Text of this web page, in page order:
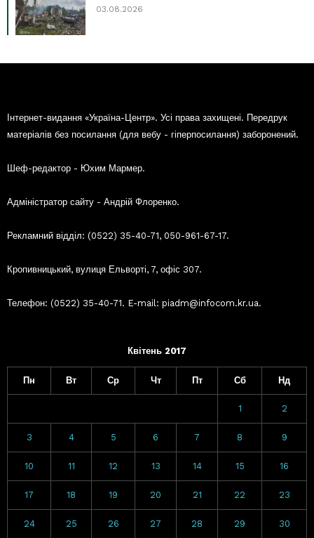
03.08.2026
Інтернет-видання «Україна-Центр». Усі права захищені. Передрук
матеріалів без посилання (для вебу - гіперпосилання) заборонений.
Шеф-редактор - Юхим Мармер.
Адміністратор сайту - Андрій Флоренко.
Рекламний відділ: (0522) 35-40-71, 050-961-67-17.
Кропивницький, вулиця Ельворті, 7, офіс 307.
Телефон: (0522) 35-40-71. E-mail: piadm@infocom.kr.ua.
Квітень 2017
Пн Вт Ср Чт Пт Сб Нд
1 2
3 4 5 6 7 8 9
10 11 12 13 14 15 16
17 18 19 20 21 22 23
24 25 26 27 28 29 30